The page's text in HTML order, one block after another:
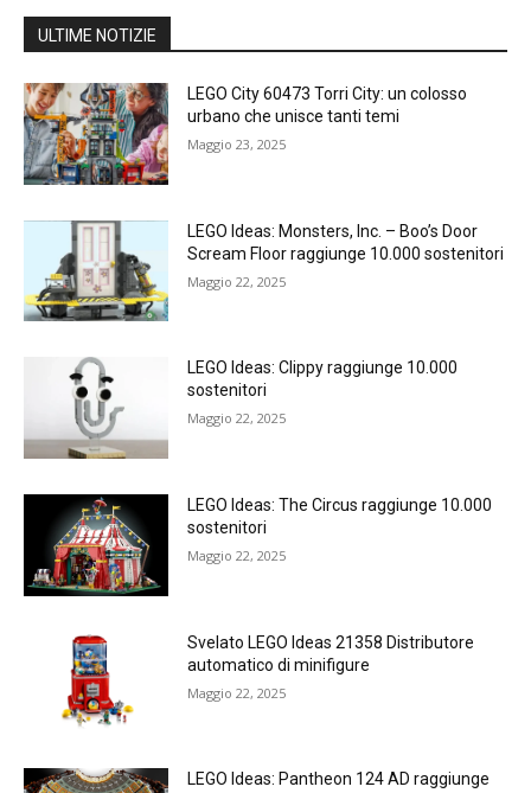
ULTIME NOTIZIE
LEGO City 60473 Torri City: un colosso
urbano che unisce tanti temi
Maggio 23, 2025
LEGO Ideas: Monsters, Inc. – Boo’s Door
Scream Floor raggiunge 10.000 sostenitori
Maggio 22, 2025
LEGO Ideas: Clippy raggiunge 10.000
sostenitori
Maggio 22, 2025
LEGO Ideas: The Circus raggiunge 10.000
sostenitori
Maggio 22, 2025
Svelato LEGO Ideas 21358 Distributore
automatico di minifigure
Maggio 22, 2025
LEGO Ideas: Pantheon 124 AD raggiunge